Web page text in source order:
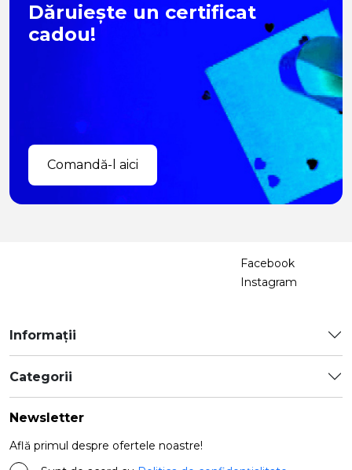
Dăruiește un certificat
cadou!
Comandă-l aici
Facebook
Instagram
Informații
Categorii
Newsletter
Află primul despre ofertele noastre!